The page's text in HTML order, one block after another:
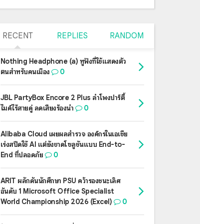
RECENT REPLIES RANDOM
Nothing Headphone (a) หูฟังที่ใช้แสดงตัว
ตนสำหรับคนเมือง
0
JBL PartyBox Encore 2 Plus ลำโพงปาร์ตี้
ไมค์ไร้สายคู่ ลดเสียงร้องนำ
0
Alibaba Cloud เผยผลสำรวจ องค์กรในเอเชีย
เร่งสปีดใช้ AI แต่ยังขาดโซลูชันแบบ End-to-
End ที่ปลอดภัย
0
ARIT ผลักดันนักศึกษา PSU คว้ารองชนะเลิศ
อันดับ 1 Microsoft Office Specialist
World Championship 2026 (Excel)
0